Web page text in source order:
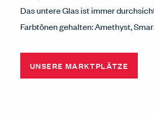
Das untere Glas ist immer
Farbtönen gehalten: Amethyst,
UNSERE MARKTPLÄTZE